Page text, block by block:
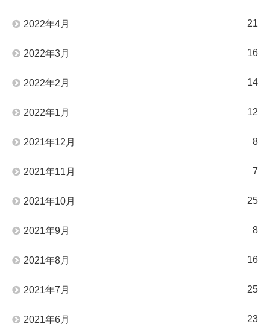
2022年4月 21
2022年3月 16
2022年2月 14
2022年1月 12
2021年12月 8
2021年11月 7
2021年10月 25
2021年9月 8
2021年8月 16
2021年7月 25
2021年6月 23